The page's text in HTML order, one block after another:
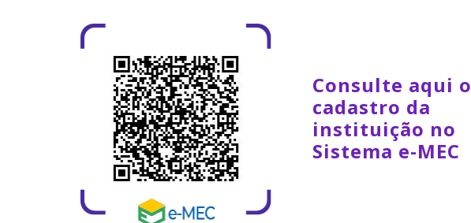
Consulte aqui o
cadastro da
instituição no
Sistema e-MEC